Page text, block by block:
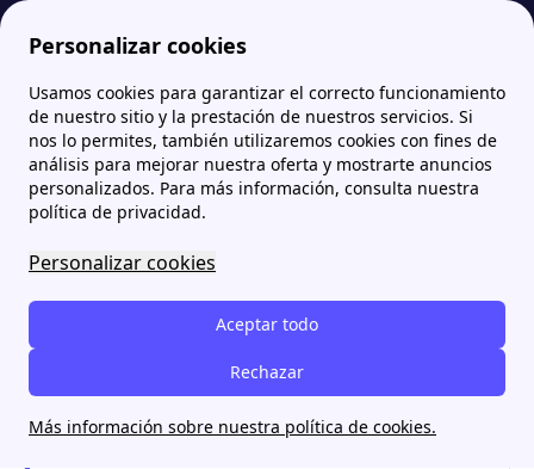
Personalizar cookies
Usamos cookies para garantizar el correcto funcionamiento
de nuestro sitio y la prestación de nuestros servicios. Si
nos lo permites, también utilizaremos cookies con fines de
análisis para mejorar nuestra oferta y mostrarte anuncios
personalizados. Para más información, consulta nuestra
política de privacidad.
Personalizar cookies
Aceptar todo
Rechazar
Más información sobre nuestra política de cookies.
Papernest.es MoreFacturas Factura digital de Endesa: activación, ventajas y avisos
Factura digital de Endesa:
activación, ventajas y
avisos
La factura digital de Endesa se activa desde
el área de clientes
. Te explicamos cómo ver
tus facturas y qué descuentos ofrece la
digital activada.